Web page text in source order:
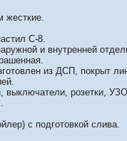
жесткие.
С-8.
и внутренней
из ДСП, покрыт
выключатели, розетки,
с подготовкой слива.